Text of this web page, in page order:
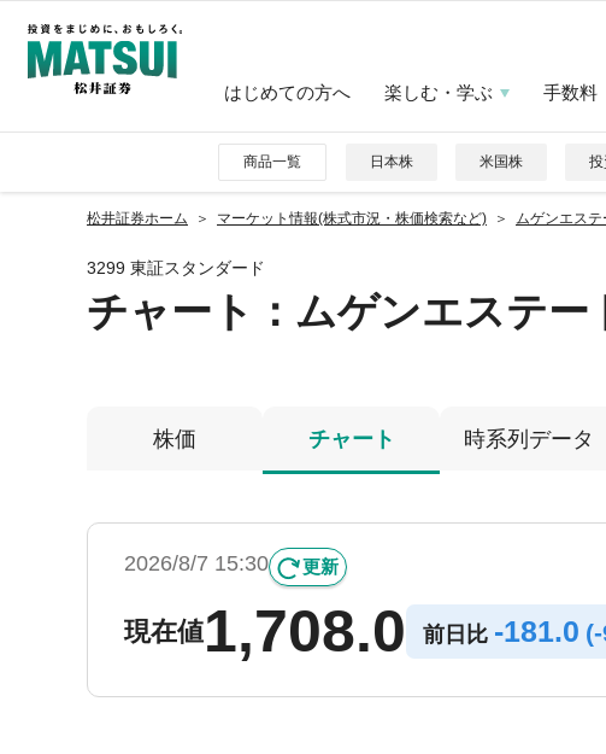
はじめての方へ 楽しむ・学ぶ 手数料
商品一覧 日本株 米国株 投
松井証券ホーム マーケット情報(株式市況・株価検索など) ムゲンエス
3299 東証スタンダード
チャート： ムゲンエステー
株価 チャート 時系列データ
2026/8/7 15:30 更新
現在値1,708.0 前日比 -181.0 (-